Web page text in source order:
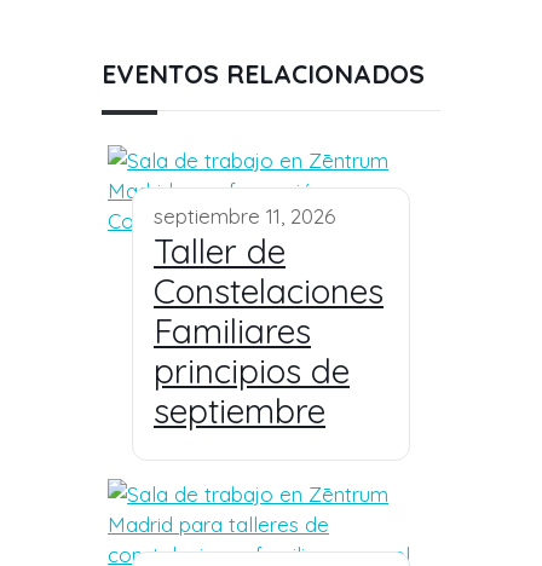
EVENTOS RELACIONADOS
septiembre 11, 2026
Taller de
Constelaciones
Familiares
principios de
septiembre